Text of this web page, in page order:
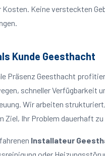
Kosten. Keine versteckten
Kunde Geesthacht
Präsenz Geesthacht
schneller Verfügbarkeit
Wir arbeiten
Ziel, Ihr Problem dauerhaft zu
Installateur